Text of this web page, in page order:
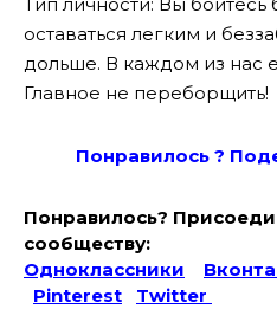
оставаться легким и
дольше. В каждом из нас
Главное не переборщить!
Понравилось ?
Понравилось?
сообществу:
Одноклассники
Pinterest
Twitter